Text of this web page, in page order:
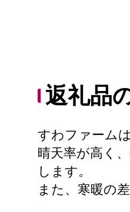
返礼品
すわファーム
晴天率が高く
します。
また、寒暖の